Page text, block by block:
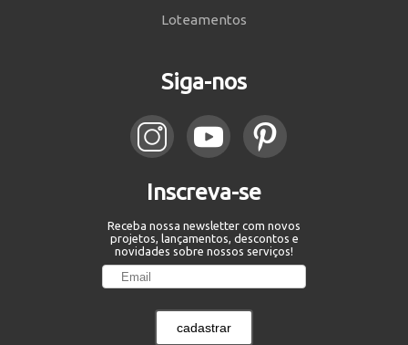
Loteamentos
Siga-nos
Inscreva-se
Receba nossa newsletter com novos
projetos, lançamentos, descontos e
novidades sobre nossos serviços!
cadastrar